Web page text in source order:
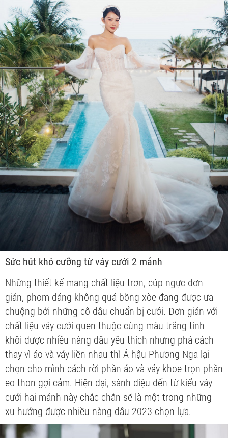
Sức hút khó cưỡng từ váy cưới 2 mảnh
Những thiết kế mang chất liệu trơn, cúp ngực đơn
giản, phom dáng không quá bồng xòe đang được ưa
chuộng bởi những cô dâu chuẩn bị cưới. Đơn giản với
chất liệu váy cưới quen thuộc cùng màu trắng tinh
khôi được nhiều nàng dâu yêu thích nhưng phá cách
thay vì áo và váy liền nhau thì Á hậu Phương Nga lại
chọn cho mình cách rời phần áo và váy khoe trọn phần
eo thon gợi cảm. Hiện đại, sành điệu đến từ kiểu váy
cưới hai mảnh này chắc chắn sẽ là một trong những
xu hướng được nhiều nàng dâu 2023 chọn lựa.